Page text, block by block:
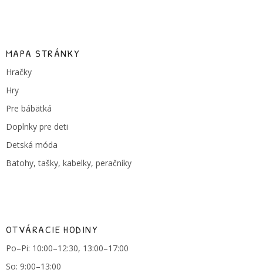
MAPA STRÁNKY
Hračky
Hry
Pre bábätká
Doplnky pre deti
Detská móda
Batohy, tašky, kabelky, peračníky
OTVÁRACIE HODINY
Po–Pi: 10:00–12:30, 13:00–17:00
So: 9:00–13:00